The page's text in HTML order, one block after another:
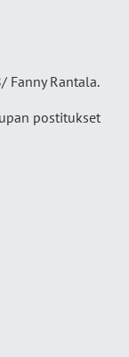
Fanny Rantala.
postitukset